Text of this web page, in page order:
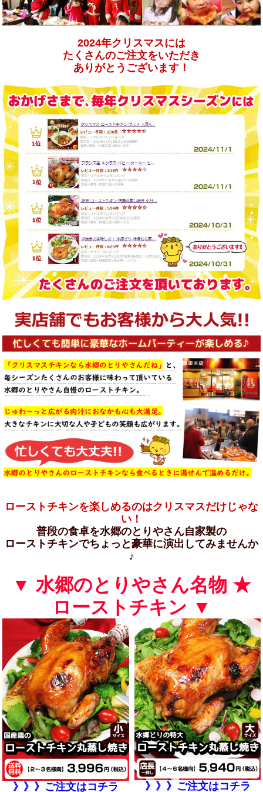
2024年クリスマスには
たくさんのご注文をいただき
ありがとうございます！
ローストチキンを楽しめるのはクリスマスだけじゃな
い！
普段の食卓を水郷のとりやさん自家製の
ローストチキンでちょっと豪華に演出してみませんか
♪
▼ 水郷のとりやさん名物 ★
ローストチキン ▼
》》》ご注文はコチラ 》》》ご注文はコチラ